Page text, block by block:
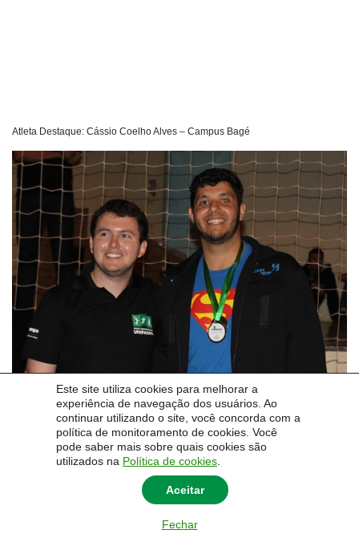
Este site utiliza cookies para melhorar a
experiência de navegação dos usuários. Ao
continuar utilizando o site, você concorda com a
política de monitoramento de cookies. Você
pode saber mais sobre quais cookies são
utilizados na Política de cookies
Aceitar
Fechar
Atleta Destaque: Cássio Coelho Alves – Campus Bagé